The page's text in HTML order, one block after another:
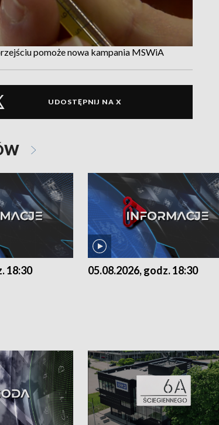
pomoże nowa kampania MSWiA
UDOSTĘPNIJ NA X
18:30 05.08.2026, godz. 18:30